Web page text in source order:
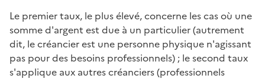
Le premier taux, le plus élevé, concerne les cas où une
somme d'argent est due à un particulier (autrement
dit, le créancier est une personne physique n'agissant
pas pour des besoins professionnels) ; le second taux
s'applique aux autres créanciers (professionnels